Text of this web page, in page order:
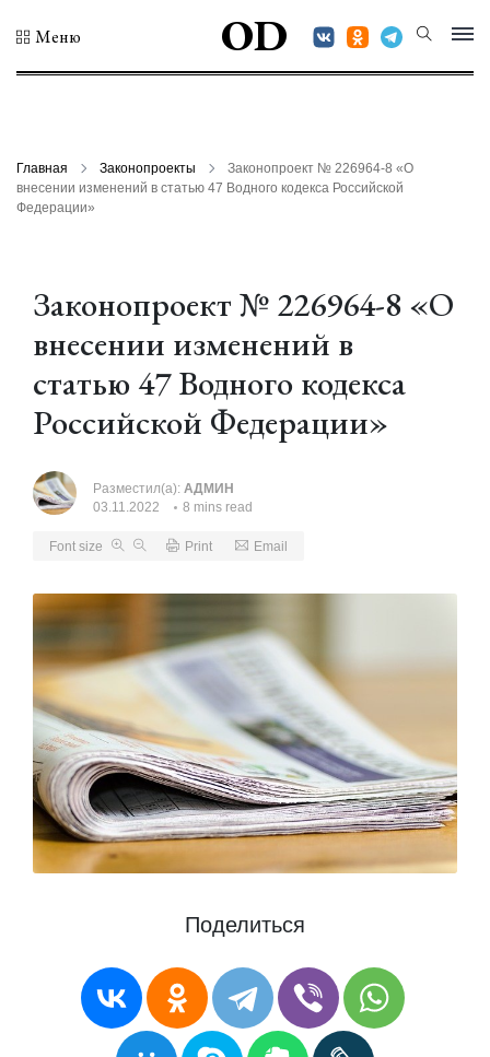
Меню OD
Главная Законопроекты
Законопроект № 226964-8 «О
внесении изменений в статью 47 Водного кодекса Российской
Федерации»
Законопроект № 226964-8 «О
внесении изменений в
статью 47 Водного кодекса
Российской Федерации»
Разместил(а): АДМИН
03.11.2022
8 mins read
Font size Print Email
Поделиться